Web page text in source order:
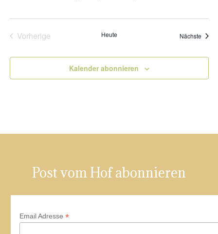
Vorherige
Heute Nächste
Kalender abonnieren
Post vom Hof abonnieren
Email Adresse*